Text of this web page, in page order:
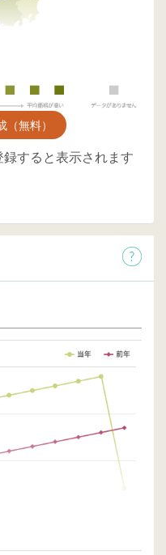
無料）
すると表示されます